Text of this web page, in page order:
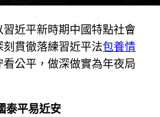
習近平新時期中國特點社會
貫徹落練習近平法包養情
公平，做深做實為年夜局
泰平易近安